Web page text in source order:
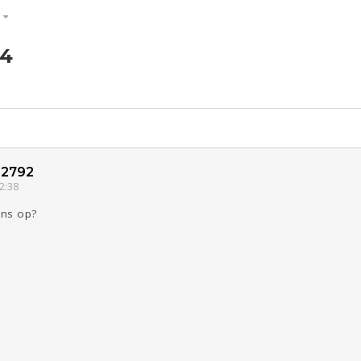
Beauty
zoekt
op?